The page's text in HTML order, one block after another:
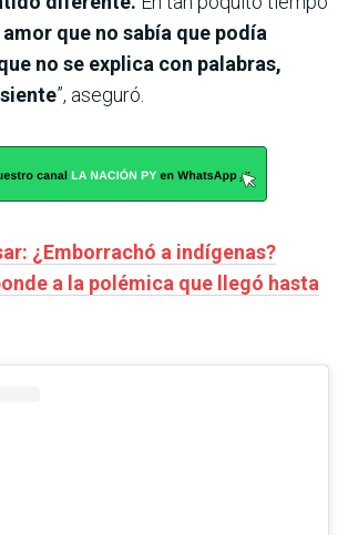
amor que no sabía que podía
no se explica con palabras,
”, aseguró.
¿Emborrachó a indígenas?
a la polémica que llegó hasta